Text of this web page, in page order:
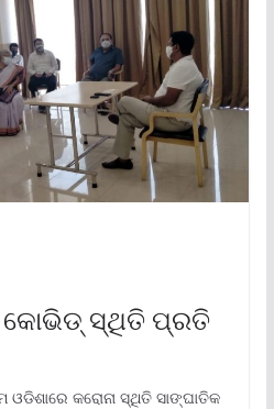
ସ୍ଥିତି ପ୍ରତି
କରୋନା ସ୍ଥିତି ସାଙ୍ଘାତିକ